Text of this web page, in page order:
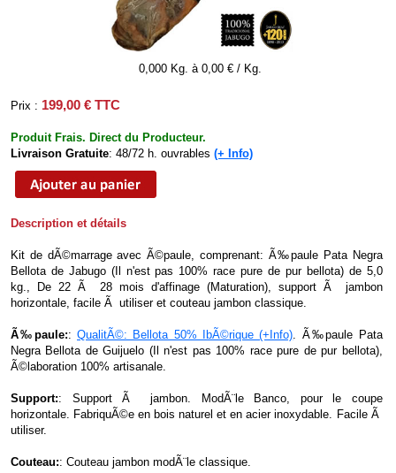
0,000 Kg. à 0,00 € / Kg.
Prix : 199,00 € TTC
Produit Frais. Direct du Producteur.
Livraison Gratuite: 48/72 h. ouvrables (+ Info)
Description et détails
Kit de dÃ©marrage avec Ã©paule, comprenant: Ã‰paule Pata Negra
Bellota de Jabugo (Il n'est pas 100% race pure de pur bellota) de 5,0
kg., De 22 Ã 28 mois d'affinage (Maturation), support Ã jambon
horizontale, facile Ã utiliser et couteau jambon classique.
Ã‰paule:: QualitÃ©: Bellota 50% IbÃ©rique (+Info). Ã‰paule Pata
Negra Bellota de Guijuelo (Il n'est pas 100% race pure de pur bellota),
Ã©laboration 100% artisanale.
Support:: Support Ã jambon. ModÃ¨le Banco, pour le coupe
horizontale. FabriquÃ©e en bois naturel et en acier inoxydable. Facile Ã
utiliser.
Couteau:: Couteau jambon modÃ¨le classique.